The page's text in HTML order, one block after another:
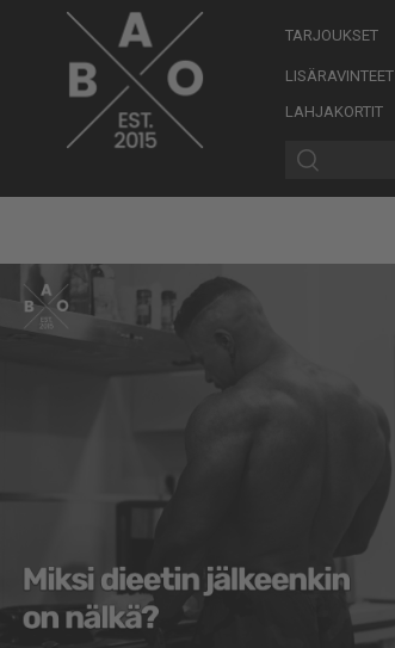
TARJOUKSET
LISÄRAVINTEET
LAHJAKORTIT